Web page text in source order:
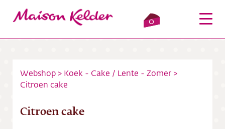
0
Webshop > Koek - Cake / Lente - Zomer >
Citroen cake
Citroen cake